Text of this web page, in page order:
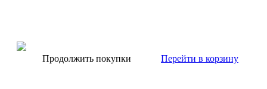
Продолжить покупки Перейти в корзину